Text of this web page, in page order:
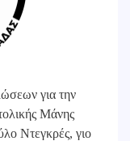
για την
Μάνης
Ντεγκρές, γιο